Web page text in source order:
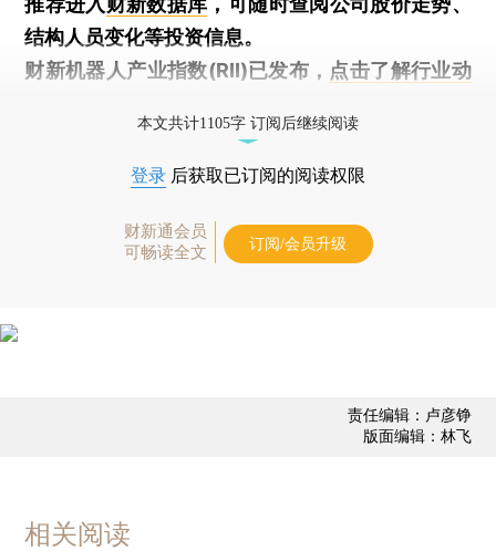
结构人员变化等投资信息。
财新机器人产业指数(RII)已发布， 点击了解行业动
本文共计1105字 订阅后继续阅读
登录 后获取已订阅的阅读权限
财新通会员
可畅读全文
订阅/会员升级
责任编辑：卢彦铮
版面编辑：林飞
相关阅读